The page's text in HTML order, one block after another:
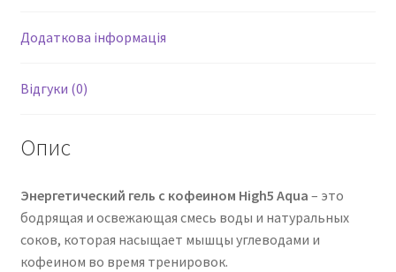
Додаткова інформація
Відгуки (0)
Опис
Энергетический гель с кофеином High5 Aqua – это
бодрящая и освежающая смесь воды и натуральных
соков, которая насыщает мышцы углеводами и
кофеином во время тренировок.